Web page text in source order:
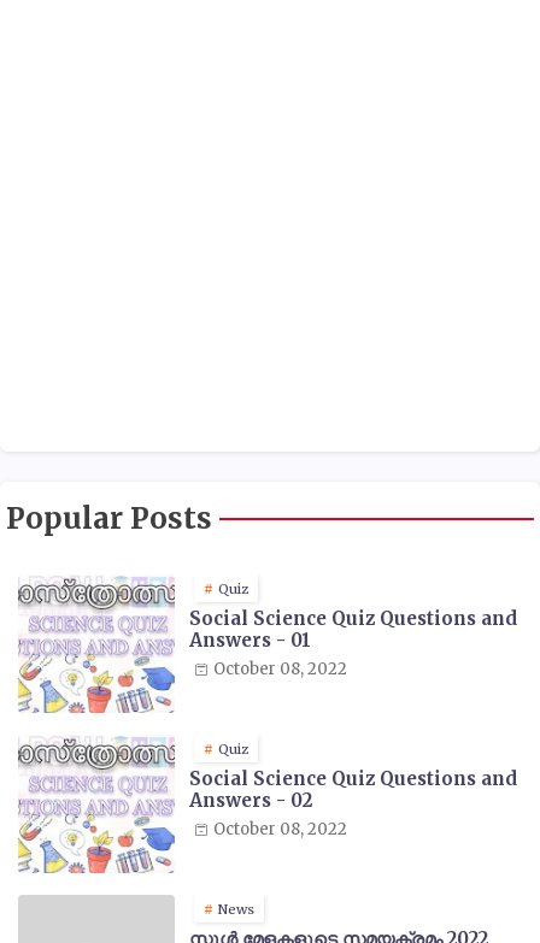
Popular Posts
Quiz
Social Science Quiz Questions and
Answers - 01
October 08, 2022
Quiz
Social Science Quiz Questions and
Answers - 02
October 08, 2022
News